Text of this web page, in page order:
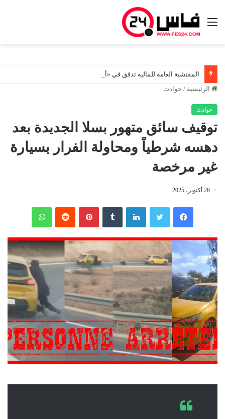
القائمة
الرئيسية / حوادث
حوادث
توقيف سائق متهور بسلا الجديدة بعد
دهسه شرطياً ومحاولة الفرار بسيارة
غير مرخصة
26 أكتوبر، 2025
فيسبوك لينكدإن بينتيريست